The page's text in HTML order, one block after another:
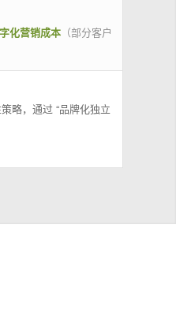
化营销成本 （部分客户
略，通过 “品牌化独立